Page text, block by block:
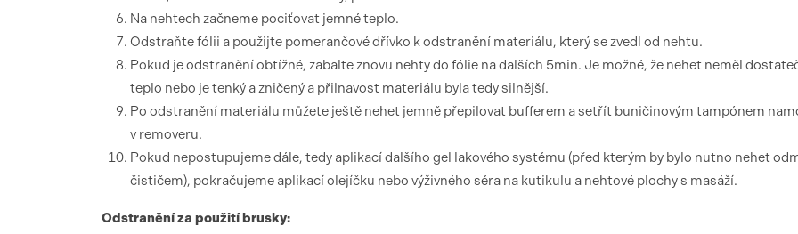
Na nehtech začneme pociťovat jemné teplo.
Odstraňte fólii a použijte pomerančové dřívko k odstranění materiálu, který se zvedl od nehtu.
Pokud je odstranění obtížné, zabalte znovu nehty do fólie na dalších 5min. Je možné, že nehet neměl
teplo nebo je tenký a zničený a přilnavost materiálu byla tedy silnější.
Po odstranění materiálu můžete ještě nehet jemně přepilovat bufferem a setřít buničinovým tampónem
v removeru.
Pokud nepostupujeme dále, tedy aplikací dalšího gel lakového systému (před kterým by bylo nutno nehet
čističem), pokračujeme aplikací olejíčku nebo výživného séra na kutikulu a nehtové plochy s masáží.
Odstranění za použití brusky: